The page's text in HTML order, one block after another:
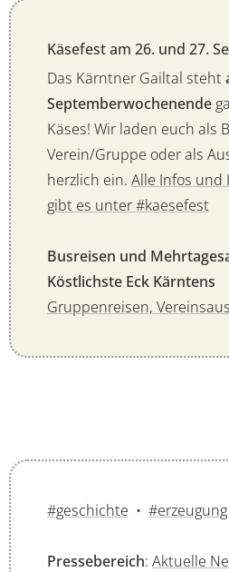
Käsefest am 26. und 27.
Das Kärntner Gailtal steht
Septemberwochenende
Käses! Wir laden euch als
Verein/Gruppe oder als
herzlich ein. Alle Infos und
gibt es unter #kaesefest
Busreisen und
Köstlichste Eck Kärntens
Gruppenreisen,
#geschichte • #erzeugung
Pressebereich: Aktuelle